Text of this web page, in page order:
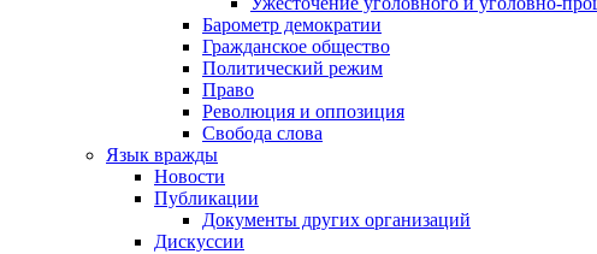
Барометр демократии
Гражданское общество
Политический режим
Право
Революция и оппозиция
Свобода слова
Язык вражды
Новости
Публикации
Документы других организаций
Дискуссии